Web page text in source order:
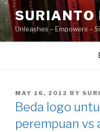
Skip
to
content
SURIANTO
Unleashes – Empowers –
POSTED
ON
MAY 16, 2012 BY
Beda logo
perempuan vs